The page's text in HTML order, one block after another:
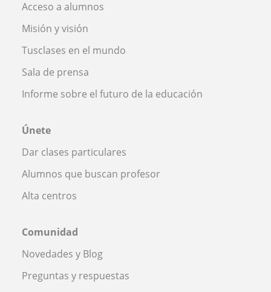
Acceso a alumnos
Misión y visión
Tusclases en el mundo
Sala de prensa
Informe sobre el futuro de la educación
Únete
Dar clases particulares
Alumnos que buscan profesor
Alta centros
Comunidad
Novedades y Blog
Preguntas y respuestas